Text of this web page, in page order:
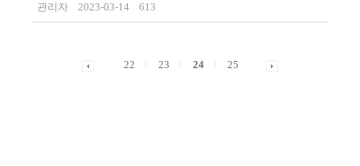
관리자
2023-03-14 613
22 23 24 25